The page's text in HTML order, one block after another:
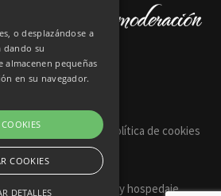
Aviso legal Política de cookies
de Güímar | Diseño y hospedaje
o desplazándose a
dando su
almacenen pequeñas
en su navegador.
COOKIES
DETALLES